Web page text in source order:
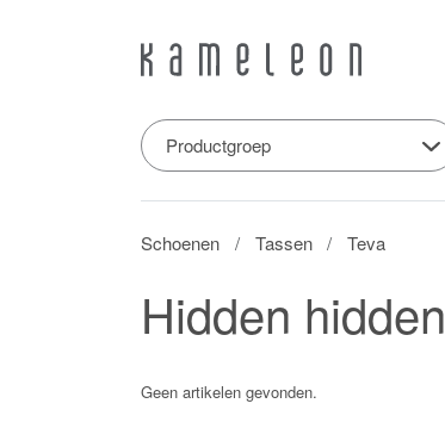
Productgroep
Schoenen Tassen Teva
Hidden hidden
Geen artikelen gevonden.